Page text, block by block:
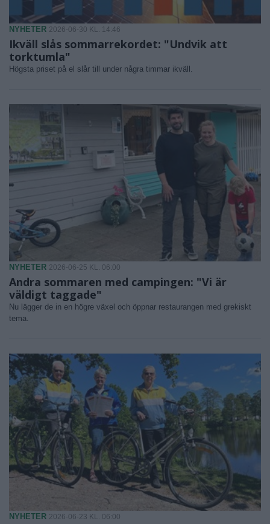
NYHETER 2026-06-30 KL. 14:46
Ikväll slås sommarrekordet: "Undvik att
torktumla"
Högsta priset på el slår till under några timmar ikväll.
NYHETER 2026-06-25 KL. 06:00
Andra sommaren med campingen: "Vi är
väldigt taggade"
Nu lägger de in en högre växel och öppnar restaurangen med grekiskt
tema.
NYHETER 2026-06-23 KL. 06:00